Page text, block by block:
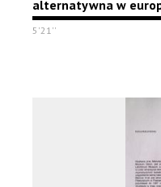
alternatywna w
5'21''